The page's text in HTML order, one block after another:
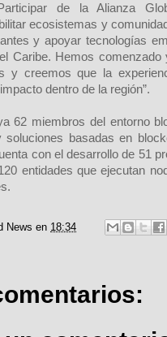
de la Alianza
ecosistemas y
y apoyar tecnologías
Caribe. Hemos
y creemos que la
dentro de la región”.
62 miembros del entorno
soluciones basadas en
con el desarrollo de 51
entidades que ejecutan
News en 18:34